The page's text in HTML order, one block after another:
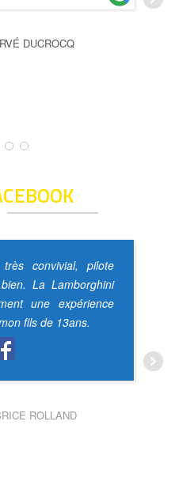
DUCROCQ
convivial, pilote
La Lamborghini
une expérience
fils de 13ans.
ROLLAND